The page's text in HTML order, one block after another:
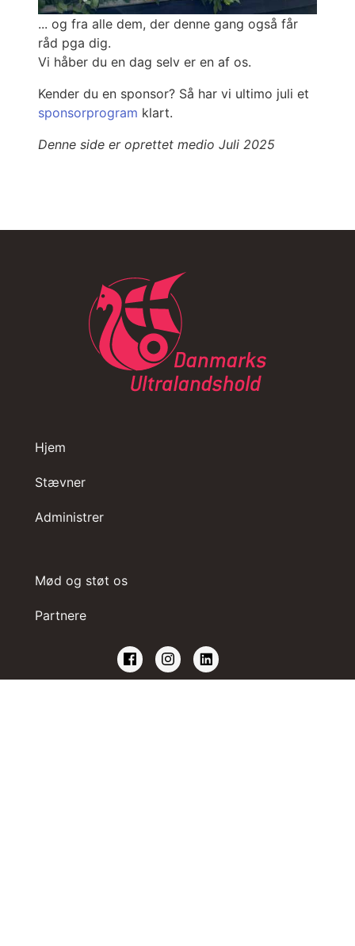
... og fra alle dem, der denne gang også får
råd pga dig.
Vi håber du en dag selv er en af os.
Kender du en sponsor? Så har vi ultimo juli et
sponsorprogram klart.
Denne side er oprettet medio Juli 2025
Hjem
Stævner
Administrer
Mød og støt os
Partnere